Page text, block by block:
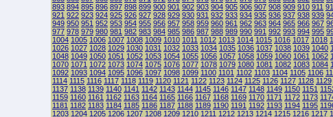
893 894 895 896 897 898 899 900 901 902 903 904 905 906 907 908 909 910 911
921 922 923 924 925 926 927 928 929 930 931 932 933 934 935 936 937 938 939
949 950 951 952 953 954 955 956 957 958 959 960 961 962 963 964 965 966 967
977 978 979 980 981 982 983 984 985 986 987 988 989 990 991 992 993 994 995
1004 1005 1006 1007 1008 1009 1010 1011 1012 1013 1014 1015 1016 1017 1018
1026 1027 1028 1029 1030 1031 1032 1033 1034 1035 1036 1037 1038 1039 1040
1048 1049 1050 1051 1052 1053 1054 1055 1056 1057 1058 1059 1060 1061 1062
1070 1071 1072 1073 1074 1075 1076 1077 1078 1079 1080 1081 1082 1083 1084
1092 1093 1094 1095 1096 1097 1098 1099 1100 1101 1102 1103 1104 1105 1106
1114 1115 1116 1117 1118 1119 1120 1121 1122 1123 1124 1125 1126 1127 1128 1129
1137 1138 1139 1140 1141 1142 1143 1144 1145 1146 1147 1148 1149 1150 1151
1159 1160 1161 1162 1163 1164 1165 1166 1167 1168 1169 1170 1171 1172 1173
1181 1182 1183 1184 1185 1186 1187 1188 1189 1190 1191 1192 1193 1194 1195
1203 1204 1205 1206 1207 1208 1209 1210 1211 1212 1213 1214 1215 1216 1217